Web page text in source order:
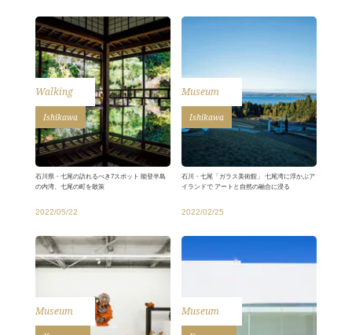
Walking
Ishikawa
石川県・七尾の訪れるべき7スポット 能登半島
の内湾、七尾の町を散策
2022/05/22
Museum
Ishikawa
石川・七尾「ガラス美術館」 七尾湾に浮かぶア
イランドで アートと自然の融合に浸る
2022/02/25
Museum Museum